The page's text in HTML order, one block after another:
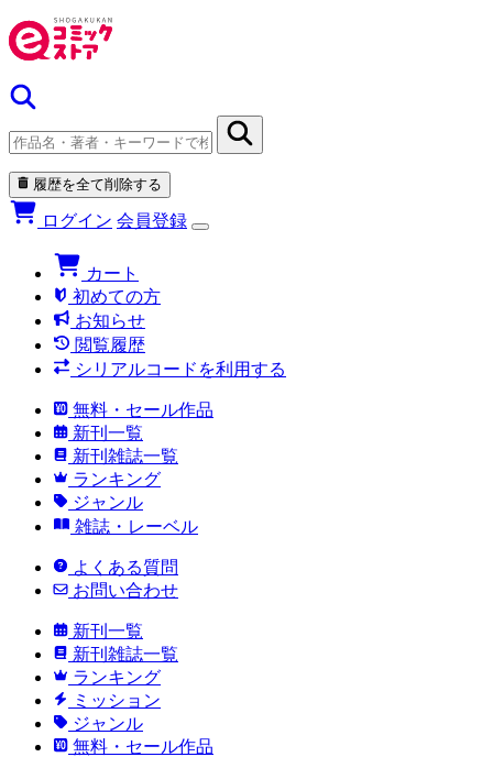
履歴を全て削除する
ログイン 会員登録
カート
初めての方
お知らせ
閲覧履歴
シリアルコードを利用する
無料・セール作品
新刊一覧
新刊雑誌一覧
ランキング
ジャンル
雑誌・レーベル
よくある質問
お問い合わせ
新刊一覧
新刊雑誌一覧
ランキング
ミッション
ジャンル
無料・セール作品